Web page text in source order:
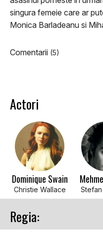
singura femeie care ar
Monica Barladeanu si
Comentarii (5)
Actori
Dominique Swain
Christie Wallace
Regia: